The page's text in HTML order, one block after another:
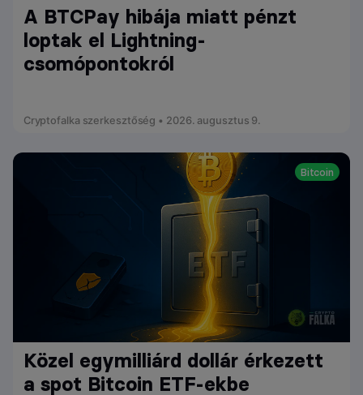
A BTCPay hibája miatt pénzt
loptak el Lightning-
csomópontokról
Cryptofalka szerkesztőség • 2026. augusztus 9.
Bitcoin
Közel egymilliárd dollár érkezett
a spot Bitcoin ETF-ekbe